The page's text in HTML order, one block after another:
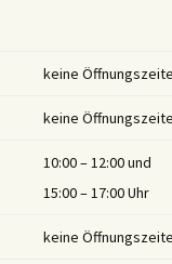
keine
keine
10:00 – 12:00 und
15:00 – 17:00 Uhr
keine